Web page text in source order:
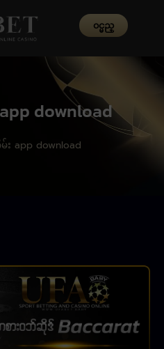
၀င္မည္
download
း app download